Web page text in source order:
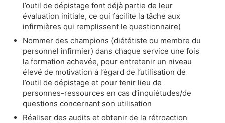
l’outil de dépistage font déjà partie de leur
évaluation initiale, ce qui facilite la tâche aux
infirmières qui remplissent le questionnaire)
Nommer des champions (diététiste ou membre du
personnel infirmier) dans chaque service une fois
la formation achevée, pour entretenir un niveau
élevé de motivation à l’égard de l’utilisation de
l’outil de dépistage et pour tenir lieu de
personnes-ressources en cas d’inquiétudes/de
questions concernant son utilisation
Réaliser des audits et obtenir de la rétroaction